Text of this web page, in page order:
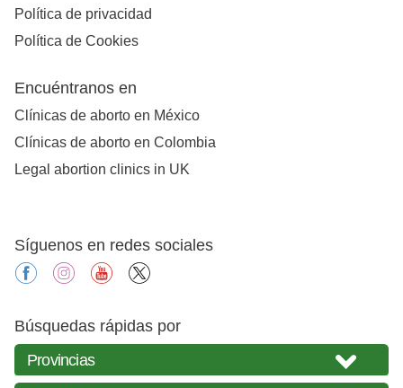
Política de privacidad
Política de Cookies
Encuéntranos en
Clínicas de aborto en México
Clínicas de aborto en Colombia
Legal abortion clinics in UK
Síguenos en redes sociales
facebookinstagramyoutube
Búsquedas rápidas por